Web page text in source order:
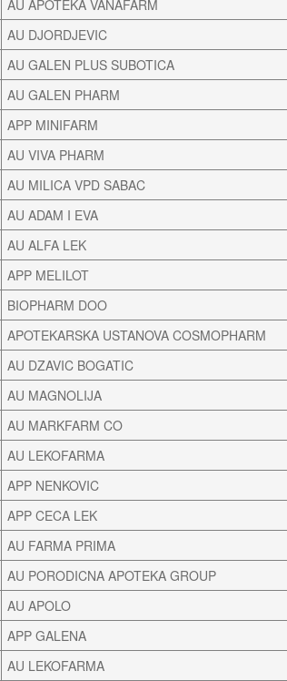
AU APOTEKA VANAFARM
AU DJORDJEVIC
AU GALEN PLUS SUBOTICA
AU GALEN PHARM
APP MINIFARM
AU VIVA PHARM
AU MILICA VPD SABAC
AU ADAM I EVA
AU ALFA LEK
APP MELILOT
BIOPHARM DOO
APOTEKARSKA USTANOVA COSMOPHARM
AU DZAVIC BOGATIC
AU MAGNOLIJA
AU MARKFARM CO
AU LEKOFARMA
APP NENKOVIC
APP CECA LEK
AU FARMA PRIMA
AU PORODICNA APOTEKA GROUP
AU APOLO
APP GALENA
AU LEKOFARMA